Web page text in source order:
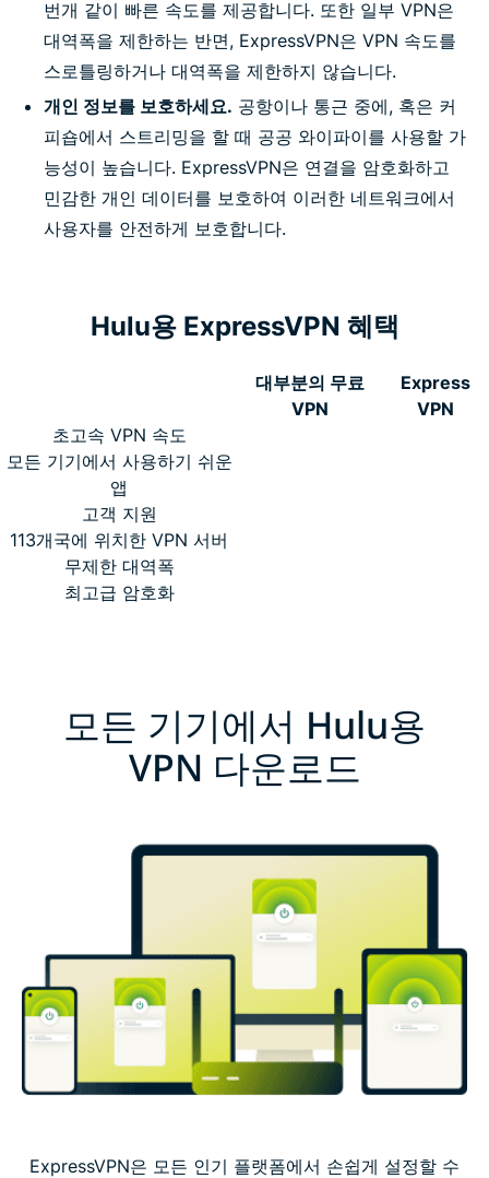
번개 같이 빠른 속도를 제공합니다. 또한 일부 VPN은
대역폭을 제한하는 반면, ExpressVPN은 VPN 속도를
스로틀링하거나 대역폭을 제한하지 않습니다.
개인 정보를 보호하세요. 공항이나 통근 중에, 혹은 커
피숍에서 스트리밍을 할 때 공공 와이파이를 사용할 가
능성이 높습니다. ExpressVPN은 연결을 암호화하고
민감한 개인 데이터를 보호하여 이러한 네트워크에서
사용자를 안전하게 보호합니다.
Hulu용 ExpressVPN 혜택
대부분의 무료
VPN
Express
VPN
초고속 VPN 속도
모든 기기에서 사용하기 쉬운
앱
고객 지원
113개국에 위치한 VPN 서버
무제한 대역폭
최고급 암호화
모든 기기에서 Hulu용
VPN 다운로드
ExpressVPN은 모든 인기 플랫폼에서 손쉽게 설정할 수